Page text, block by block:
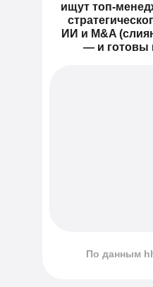
По данным
ищут топ-
ИИ и M&A
— и готовы